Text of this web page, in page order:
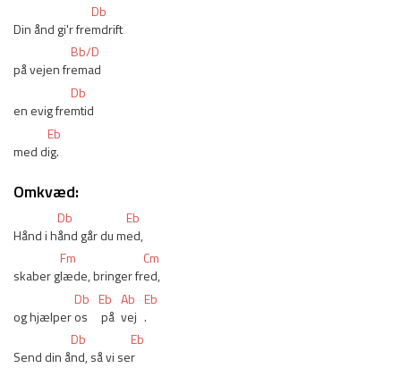
Db
Din ånd gi'r fremdrift
Bb/D
på vejen fremad
Db
en evig fremtid
Eb
med dig.
Omkvæd:
Db
Eb
Hånd i hånd går du med,
Fm
Cm
skaber glæde, bringer fred,
Db Eb Ab Eb
og hjælper os på vej .
Db
Eb
Send din ånd, så vi ser